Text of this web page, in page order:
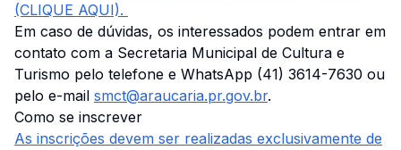
(CLIQUE AQUI).
Em caso de dúvidas, os interessados podem entrar em
contato com a Secretaria Municipal de Cultura e
Turismo pelo telefone e WhatsApp (41) 3614-7630 ou
pelo e-mail smct@araucaria.pr.gov.br.
Como se inscrever
As inscrições devem ser realizadas exclusivamente de